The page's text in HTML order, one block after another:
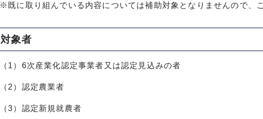
※既に取り組んでいる内容については補助対象となりませんので、
対象者
（1）6次産業化認定事業者又は認定見込みの者
（2）認定農業者
（3）認定新規就農者